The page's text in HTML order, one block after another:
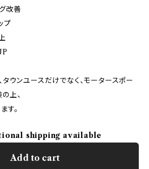
改善
プ
タウンユースだけでなく、モータースポー
上、
す。
shipping available
Add to cart